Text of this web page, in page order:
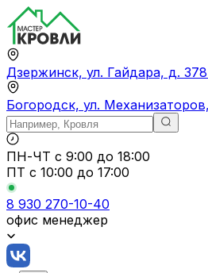
Дзержинск, ул. Гайдара, д. 37
Богородск, ул.
ПН-ЧТ с 9:00 до 18:00
ПТ с 10:00 до 17:00
8 930 270-10-40
офис менеджер